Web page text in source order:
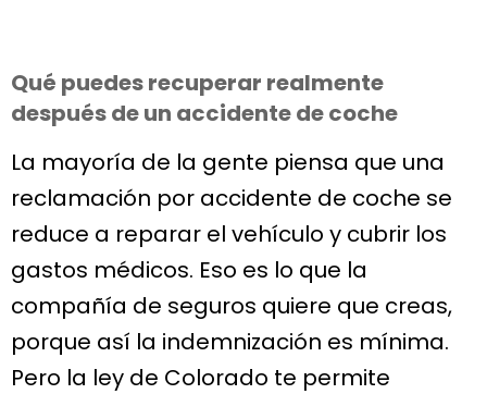
Qué puedes recuperar realmente
después de un accidente de coche
La mayoría de la gente piensa que una
reclamación por accidente de coche se
reduce a reparar el vehículo y cubrir los
gastos médicos. Eso es lo que la
compañía de seguros quiere que creas,
porque así la indemnización es mínima.
Pero la ley de Colorado te permite